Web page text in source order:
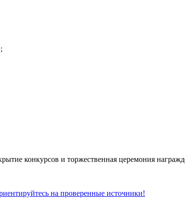
конкурсов и торжественная церемония
на проверенные источники!